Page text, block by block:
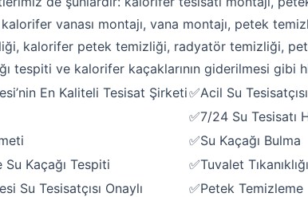
Profesyonel Petek Temizliği
Uzmana Sor
Hakkımızda
vanası montajı, vana montajı, petek
kalorifer petek temizliği, radyatör temizliği,
tespiti ve kalorifer kaçaklarının giderilmesi gibi
En Kaliteli Tesisat Şirketi✅Acil Su Tesisatçısı
✅7/24 Su Tesisatı
✅Su Kaçağı Bulma
Kaçağı Tespiti
✅Tuvalet
Su Tesisatçısı Onaylı
✅Petek Temizleme